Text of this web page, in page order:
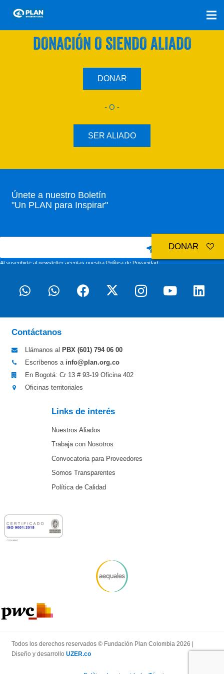
SÚMATE A NUESTRO PLAN CON UNA
DONACIÓN O SIENDO ALIADO
DONAR
- O -
SER ALIADO
Únete a nuestro Boletín
"Un PLAN para Inspirar"
Al suscribirte al newsletter aceptas nuestraPolítica de Privacidad
Contáctanos
Llámanos al PBX (601) 794 06 00
Escríbenos a info@plan.org.co
En Bogotá: Cr 13 # 93-19 Oficina 402
Oficinas territoriales
Links de interés
Nuestros Aliados
Trabaja con Nosotros
Convocatoria para Proveedores
Somos Transparentes
Política de Calidad
Todos los derechos reservados © Fundación Plan Colombia 2026 |
Diseño y desarrollo UZER.co
DONAR